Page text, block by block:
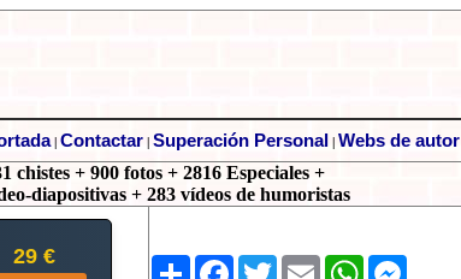
| Contactar Superación Personal Webs de autor
chistes + 900 fotos + 2816 Especiales +
diapositivas + 283 vídeos de humoristas
29 € Share Facebook
TwitterEmail WhatsApp